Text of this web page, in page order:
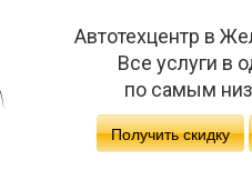
Автотехцентр в
Все услуги в
по самым
Получить скидку